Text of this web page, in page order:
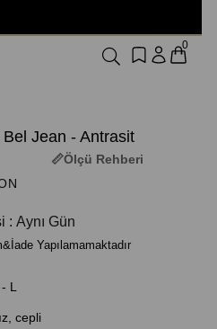
0
Bel Jean - Antrasit
Ölçü Rehberi
: Aynı Gün
Yapılamamaktadır
L
cepli